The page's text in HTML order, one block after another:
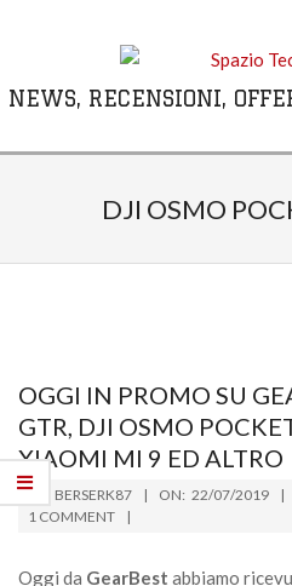
NEWS, RECENSIONI,
DJI OSMO
OGGI IN PROMO SU
GTR, DJI OSMO
XIAOMI MI 9 ED ALTRO
2019-
07-
BY: BERSERK87 ON: 22/07/2019
1 COMMENT
Oggi da GearBest abbiamo